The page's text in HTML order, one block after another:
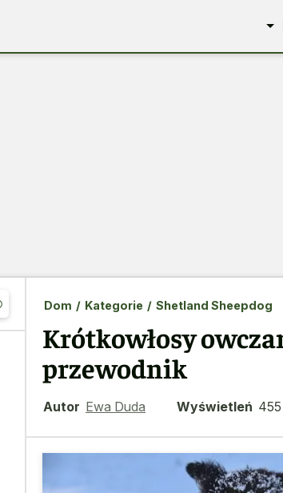
Dom / Kategorie / Shetland Sheepdog
Krótkowłosy
przewodnik
Autor Ewa Duda Wyświetleń 455